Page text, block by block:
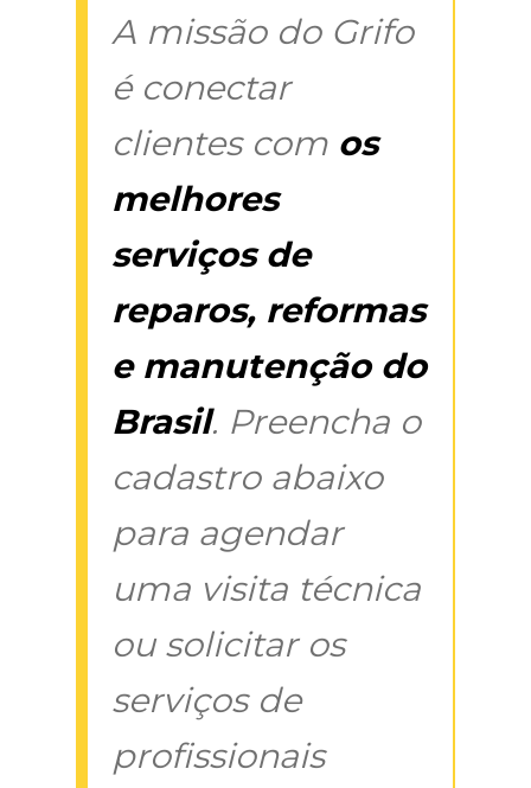
A missão do Grifo
é conectar
clientes com os
melhores
serviços de
reparos, reformas
e manutenção do
Brasil. Preencha o
cadastro abaixo
para agendar
uma visita técnica
ou solicitar os
serviços de
profissionais